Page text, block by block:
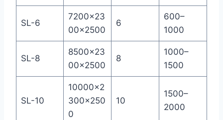
SL-6
7200×23
00×2500
6
600–
1000
SL-8
8500×23
00×2500
8
1000–
1500
SL-10
10000×2
300×250
0
10
1500–
2000